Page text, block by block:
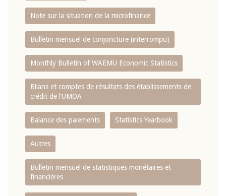
Note sur la situation de la microfinance
Bulletin mensuel de conjoncture (interrompu)
Monthly Bulletin of WAEMU Economic Statistics
Bilans et comptes de résultats des établissements de
crédit de l‘UMOA
Balance des paiements Statistics Yearbook
Autres
Bulletin mensuel de statistiques monétaires et
financières